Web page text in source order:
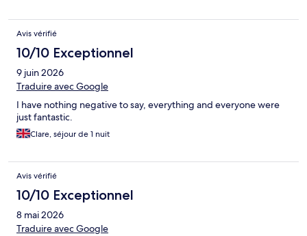
Avis vérifié
10/10 Exceptionnel
9 juin 2026
Traduire avec Google
I have nothing negative to say, everything and everyone were
just fantastic.
Clare, séjour de 1 nuit
Avis vérifié
10/10 Exceptionnel
8 mai 2026
Traduire avec Google